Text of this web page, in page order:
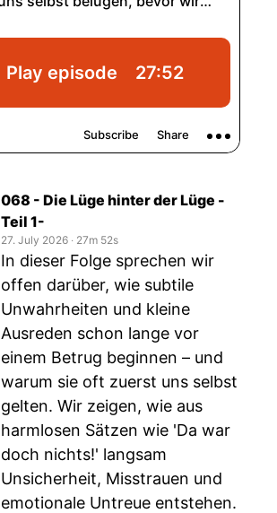
068 - Die Lüge hinter der Lüge -
Teil 1-
27. July 2026 ‧ 27m 52s
In dieser Folge sprechen wir
offen darüber, wie subtile
Unwahrheiten und kleine
Ausreden schon lange vor
einem Betrug beginnen – und
warum sie oft zuerst uns selbst
gelten. Wir zeigen, wie aus
harmlosen Sätzen wie 'Da war
doch nichts!' langsam
Unsicherheit, Misstrauen und
emotionale Untreue entstehen.